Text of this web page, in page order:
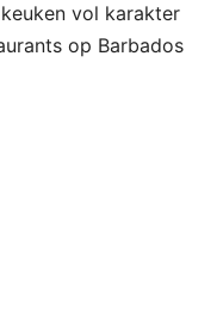
vol karakter
op Barbados